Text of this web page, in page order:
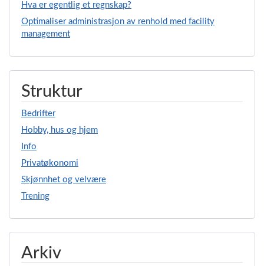
Hva er egentlig et regnskap?
Optimaliser administrasjon av renhold med facility
management
Struktur
Bedrifter
Hobby, hus og hjem
Info
Privatøkonomi
Skjønnhet og velvære
Trening
Arkiv